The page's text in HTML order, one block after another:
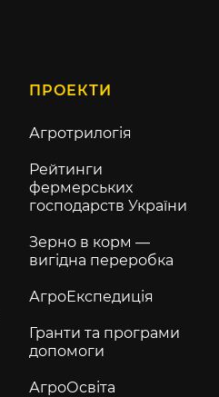
ПРОЕКТИ
Агротрилогія
Рейтинги
фермерських
господарств України
Зерно в корм —
вигідна переробка
АгроЕкспедиція
Гранти та програми
допомоги
АгроОсвіта